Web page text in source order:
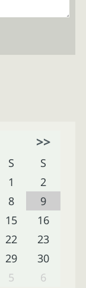
>>
S
S
1
2
8
9
15
16
22
23
29
30
5 6